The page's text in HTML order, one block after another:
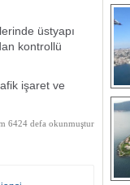
üstyapı
kontrollü
işaret ve
6424 defa okunmuştur